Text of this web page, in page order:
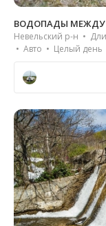
ВОДОПАДЫ МЕЖДУ
Невельский р-н •
• Авто • Целый день